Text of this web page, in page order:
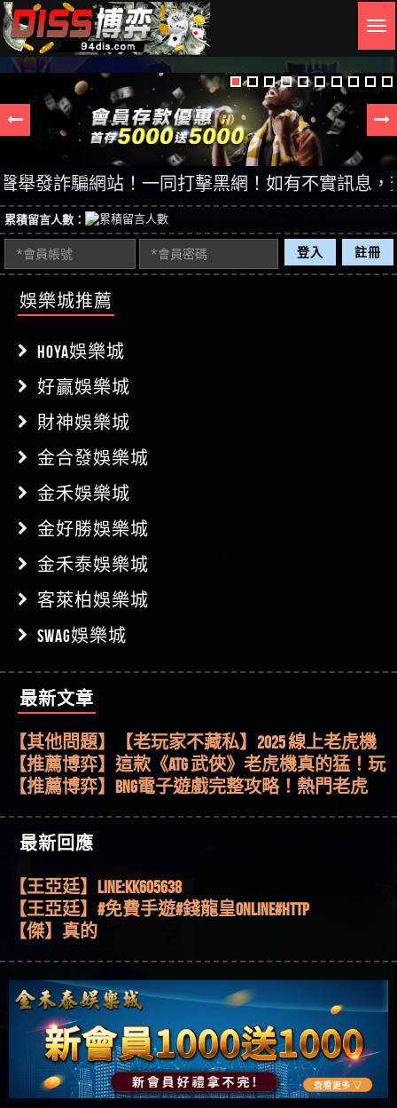
詐騙網站！一同打擊黑網！如有不實訊息，查證
累積留言人數：
登入 註冊
娛樂城推薦
HOYA娛樂城
好贏娛樂城
財神娛樂城
金合發娛樂城
金禾娛樂城
金好勝娛樂城
金禾泰娛樂城
客萊柏娛樂城
SWAG娛樂城
最新文章
【其他問題】用理性數據指路，開啟你的高回報
娛樂之旅
【其他問題】【老玩家不藏私】2025 線上老虎機
這樣挑！RTP、波動率和平台安全的全攻略！
【推薦博弈】這款《ATG 武俠》老虎機真的猛！玩
過才知道什麼叫超過3萬種中獎方式！
【推薦博弈】BNG電子遊戲完整攻略！熱門老虎
51,000倍數玩法攻略，輕鬆稱霸老虎機！
【其他問題】「拆解力智投資詐騙套路緊急追討
賴zg369」力智投資是不是詐騙 力智投資是真的嗎
力智投資是詐騙嗎 南部老翁還在癡迷力智投資高
回報獲利 請不要在匯款
【其他問題】 【遇天盛商行詐騙追回資金賴
zg369】天盛商行詐騙 天盛商行是不是詐騙 天盛商
行是真的嗎 天盛商行是詐騙嗎 被天盛商行詐騙一
招教你拿回
【其他問題】 受害者援助賴【zg369】退休老翁被
大戶e點靈詐騙痛不欲生 大戶e點靈是真的嗎 大戶e
點靈是不是詐騙 大戶e點靈是詐騙嗎 大戶e點靈無
法出金 （大戶e點靈）教你如何規避詐騙陷阱
【其他問題】 弘記投資詐騙持續收割國人中【免
費討回資金賴zg369】弘記投資是詐騙嗎 弘記投資
是不是詐騙 弘記投資是真的嗎 被弘記投資詐騙的
錢怎麼辦 本文教你如何拿回被騙資金
【其他問題】 被騙追回賴【zg369】KnTop利用新型
詐騙手法欺詐群眾 KnTop是真的嗎 KnTop是不是詐騙
KnTop是詐騙嗎 【KnTop】KnTop無法出金 被KnTop詐騙
的錢一招拿回
【其他問題】機台運算專案詐騙持續收割國人中
【免費討回資金賴zg369】機台運算專案是詐騙嗎
機台運算專案是不是詐騙 機台運算專案是真的嗎
被機台運算專案詐騙的錢怎麼辦 本文教你如何拿
回被騙資金
【其他問題】 Hoyabit詐騙持續收割國人中【免費
討回資金賴zg369】Hoyabit是詐騙嗎 Hoyabit是不是詐
騙 Hoyabit是真的嗎 被HoyabitHoyabit詐騙的錢怎麼辦
本文教你如何拿回被騙資金
【其他問題】KS.M多元化行銷詐騙持續收割國人
中【免費討回資金賴zg369】KS.M多元化行銷是詐
騙嗎 KS.M多元化行銷是不是詐騙 KS.M多元化行銷是
真的嗎 被KS.M多元化行銷詐騙的錢怎麼辦 本文教
你如何拿回被騙資金
【其他問題】免費追回賴「zg369」深度解析野原
家 Family & Love如何詐騙 野原家 Family & Love是不是詐
騙 野原家 Family & Love是真的嗎 野原家 Family & Love是
詐騙嗎 165多次通報野原家 Family & Love是詐騙平台
請遠離
【其他問題】元盈橋詐騙持續收割國人中【免費
討回資金賴zg369】元盈橋是詐騙嗎 元盈橋是不是
詐騙 元盈橋是真的嗎 被元盈橋詐騙的錢怎麼辦
本文教你如何拿回被騙資金
【其他問題】被騙追回賴【zg369】M.L.Edge利用新
型詐騙手法欺詐群眾 M.L.Edge是真的嗎 M.L.Edge是不
是詐騙 M.L.Edge是詐騙嗎 【M.L.Edge】M.L.Edge無法出
【其他問題】 Robinhood詐騙持續收割國人中【免
費討回資金賴zg369】Robinhood是詐騙嗎 Robinhood是
【其他問題】FLTO詐騙持續收割國人中【免費討回
最新回應
【傑】推代理真的好相處
回答
【王亞廷】LINE:kK605638
【王亞廷】#免費手遊#錢龍皇ONLINE#http
【傑】真的
【Wei】讚
【沈樂慧】又是九州??爛死了黑網不要玩
【林伊依】爛死了拉贏錢直接鎖帳號可以去吃屎
【陳靜茹】推薦小畢，我也是小畢的會員～～
【黃家羭】推推
【AVA娛樂城】還會自己做假對話來毀謗欸哈哈哈